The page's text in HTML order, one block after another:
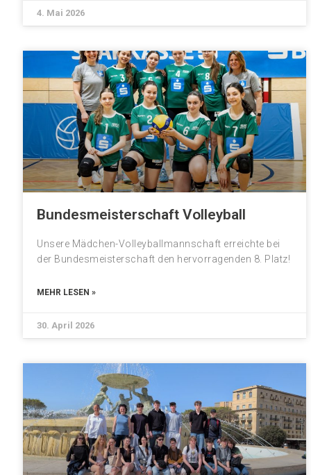
4. Mai 2026
Bundesmeisterschaft Volleyball
Unsere Mädchen-Volleyballmannschaft erreichte bei
der Bundesmeisterschaft den hervorragenden 8. Platz!
MEHR LESEN »
30. April 2026